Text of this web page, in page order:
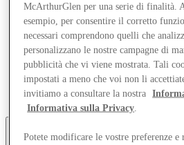
Negozi
Offerte
Pianifica la tua visita
Cosa c'è in programma
Mangia e Bevi
Servizi
Gift Card
Mappa del Centro
McArthurGlen per una serie di finalità.
esempio, per consentire il corretto
necessari comprendono quelli che
personalizzano le nostre campagne di
pubblicità che vi viene mostrata. Tali
impostati a meno che voi non li
invitiamo a consultare la nostra
Informativa sulla Privacy
Potete modificare le vostre preferenze e